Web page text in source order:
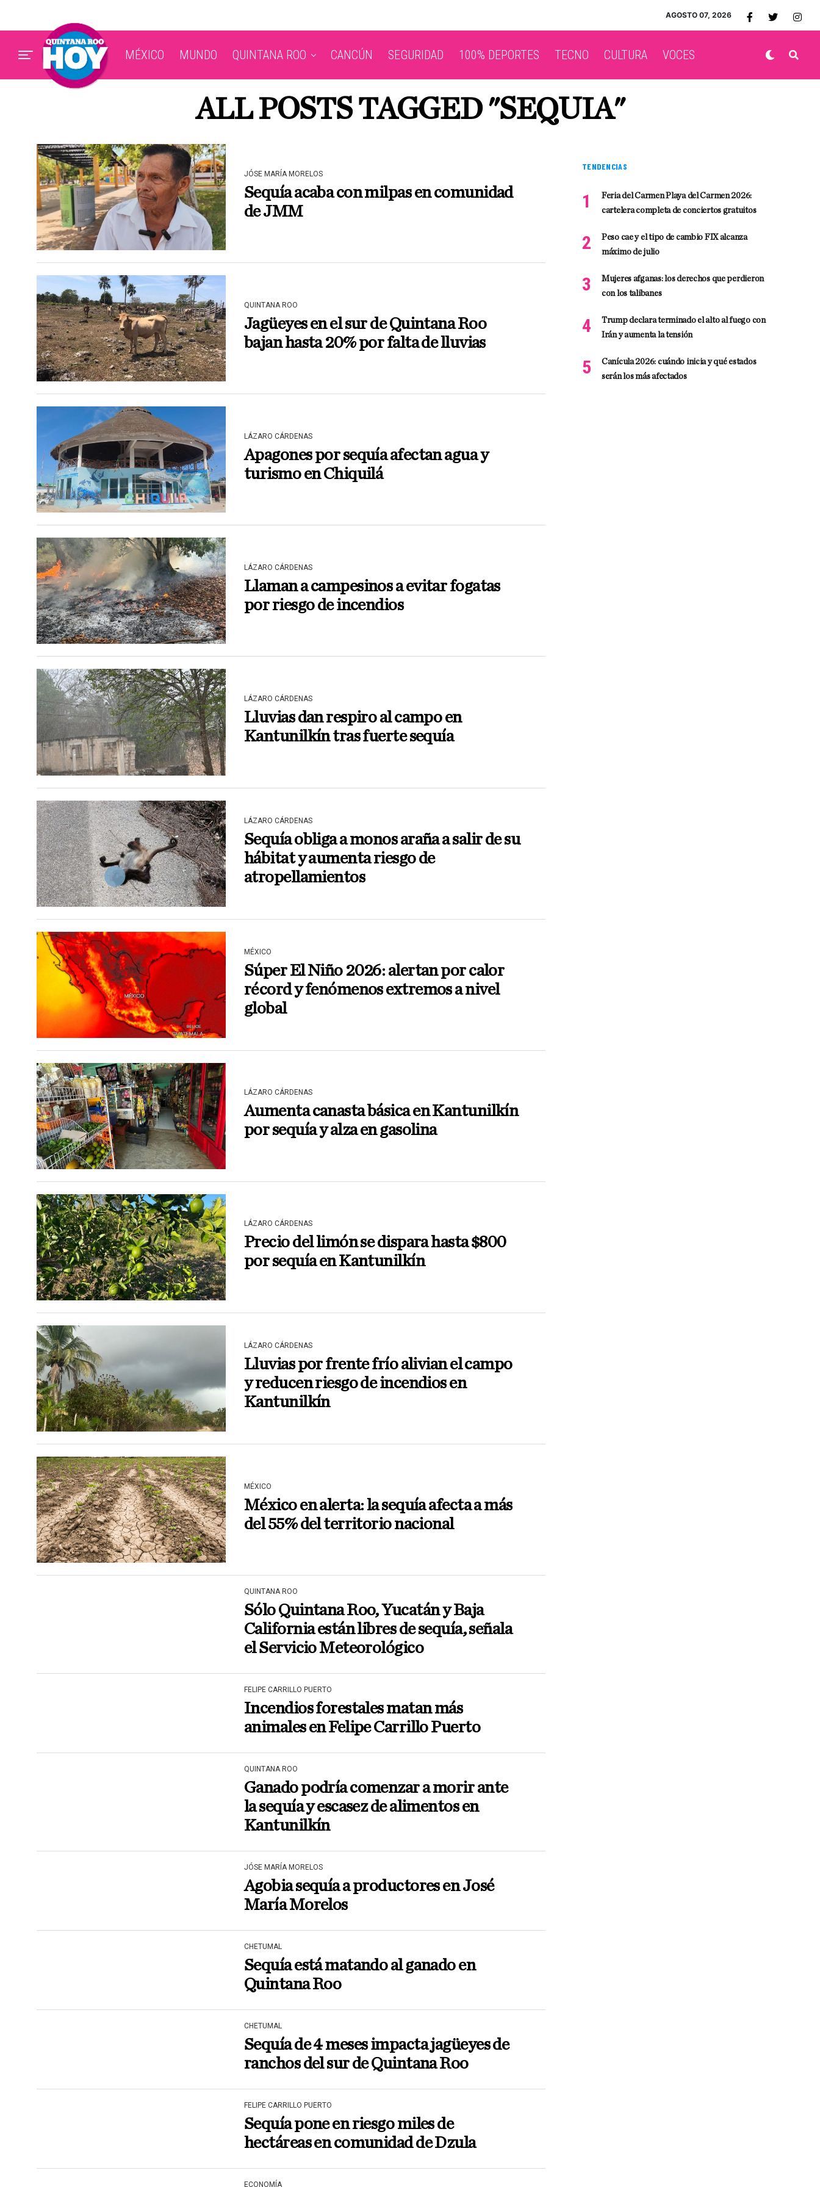
AGOSTO 07, 2026
MÉXICO MUNDO QUINTANA ROO CANCÚN SEGURIDAD 100% DEPORTES TECNO CULTURA VOCES
ALL POSTS TAGGED "SEQUIA"
JÓSE MARÍA MORELOS
Sequía acaba con milpas en comunidad
de JMM
QUINTANA ROO
Jagüeyes en el sur de Quintana Roo
bajan hasta 20% por falta de lluvias
LÁZARO CÁRDENAS
Apagones por sequía afectan agua y
turismo en Chiquilá
LÁZARO CÁRDENAS
Llaman a campesinos a evitar fogatas
por riesgo de incendios
LÁZARO CÁRDENAS
Lluvias dan respiro al campo en
Kantunilkín tras fuerte sequía
LÁZARO CÁRDENAS
Sequía obliga a monos araña a salir de su
hábitat y aumenta riesgo de
atropellamientos
MÉXICO
Súper El Niño 2026: alertan por calor
récord y fenómenos extremos a nivel
global
LÁZARO CÁRDENAS
Aumenta canasta básica en Kantunilkín
por sequía y alza en gasolina
LÁZARO CÁRDENAS
Precio del limón se dispara hasta $800
por sequía en Kantunilkín
LÁZARO CÁRDENAS
Lluvias por frente frío alivian el campo
y reducen riesgo de incendios en
Kantunilkín
MÉXICO
México en alerta: la sequía afecta a más
del 55% del territorio nacional
QUINTANA ROO
Sólo Quintana Roo, Yucatán y Baja
California están libres de sequía, señala
el Servicio Meteorológico
FELIPE CARRILLO PUERTO
Incendios forestales matan más
animales en Felipe Carrillo Puerto
QUINTANA ROO
Ganado podría comenzar a morir ante
la sequía y escasez de alimentos en
Kantunilkín
JÓSE MARÍA MORELOS
Agobia sequía a productores en José
María Morelos
CHETUMAL
Sequía está matando al ganado en
Quintana Roo
CHETUMAL
Sequía de 4 meses impacta jagüeyes de
ranchos del sur de Quintana Roo
FELIPE CARRILLO PUERTO
Sequía pone en riesgo miles de
hectáreas en comunidad de Dzula
ECONOMÍA
TENDENCIAS
Feria del Carmen Playa del Carmen 2026:
cartelera completa de conciertos gratuitos
Peso cae y el tipo de cambio FIX alcanza
máximo de julio
Mujeres afganas: los derechos que perdieron
con los talibanes
Trump declara terminado el alto al fuego con
Irán y aumenta la tensión
Canícula 2026: cuándo inicia y qué estados
serán los más afectados